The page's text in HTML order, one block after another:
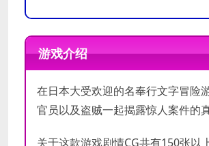
处理器
Core 2
32MB
处理器
64MB
游戏介绍
在日本大受欢迎的名奉行文字冒险
官员以及盗贼一起揭露惊人案件的
关于这款游戏剧情CG共有150张